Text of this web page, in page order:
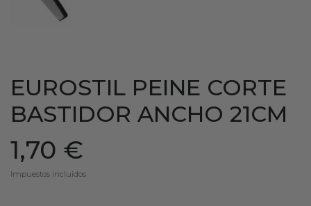
EUROSTIL PEINE CORTE
BASTIDOR ANCHO 21CM
1,70 €
Impuestos incluidos